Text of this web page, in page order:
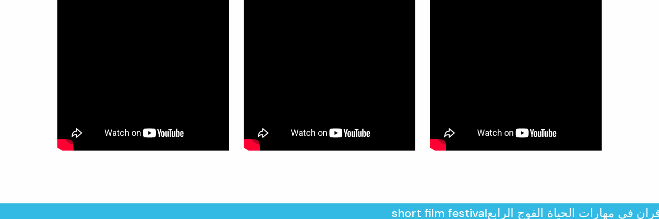
short film festivalفي مهارات الحياة الفوج الرابع